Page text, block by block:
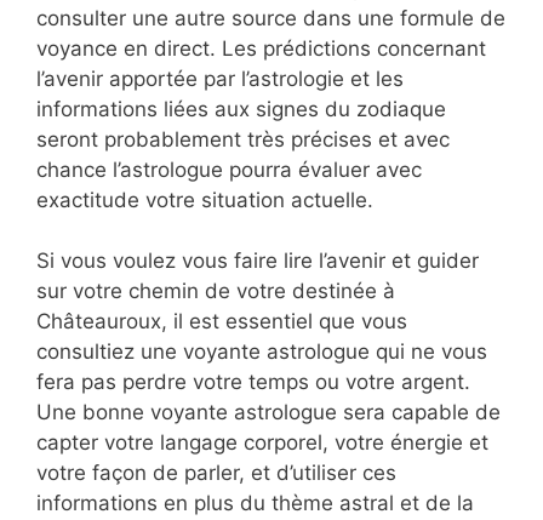
consulter une autre source dans une formule de
voyance en direct. Les prédictions concernant
l’avenir apportée par l’astrologie et les
informations liées aux signes du zodiaque
seront probablement très précises et avec
chance l’astrologue pourra évaluer avec
exactitude votre situation actuelle.
Si vous voulez vous faire lire l’avenir et guider
sur votre chemin de votre destinée à
Châteauroux, il est essentiel que vous
consultiez une voyante astrologue qui ne vous
fera pas perdre votre temps ou votre argent.
Une bonne voyante astrologue sera capable de
capter votre langage corporel, votre énergie et
votre façon de parler, et d’utiliser ces
informations en plus du thème astral et de la